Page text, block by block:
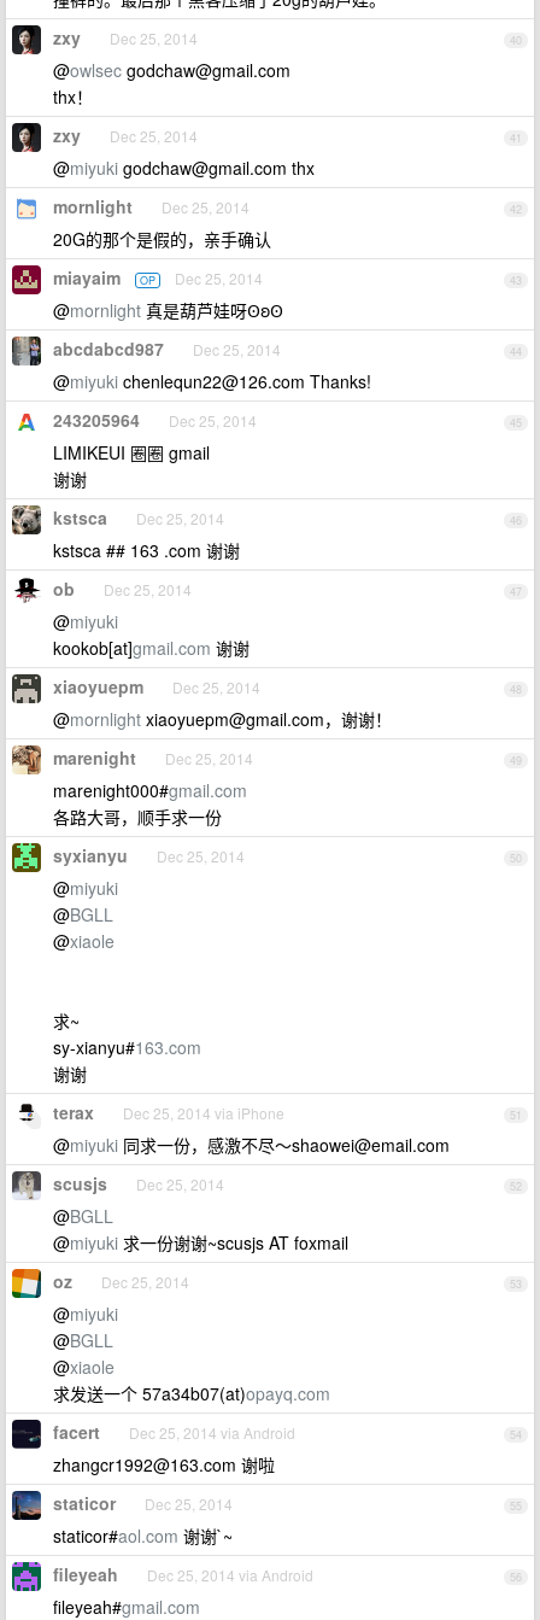
40
zxy Dec 25, 2014
@owlsec godchaw@gmail.com
thx！
41
zxy Dec 25, 2014
@miyuki godchaw@gmail.com thx
42
mornlight Dec 25, 2014
20G的那个是假的，亲手确认
43
miayaim OP Dec 25, 2014
@mornlight 真是葫芦娃呀ʘʚʘ
44
abcdabcd987 Dec 25, 2014
@miyuki chenlequn22@126.com Thanks!
45
243205964 Dec 25, 2014
LIMIKEUI 圈圈 gmail
谢谢
46
kstsca Dec 25, 2014
kstsca ## 163 .com 谢谢
47
ob Dec 25, 2014
@miyuki
kookob[at]gmail.com 谢谢
48
xiaoyuepm Dec 25, 2014
@mornlight xiaoyuepm@gmail.com，谢谢！
49
marenight Dec 25, 2014
marenight000#gmail.com
各路大哥，顺手求一份
50
syxianyu Dec 25, 2014
@miyuki
@BGLL
@xiaole
求~
sy-xianyu#163.com
谢谢
51
terax Dec 25, 2014 via iPhone
@miyuki 同求一份，感激不尽～shaowei@email.com
52
scusjs Dec 25, 2014
@BGLL
@miyuki 求一份谢谢~scusjs AT foxmail
53
oz Dec 25, 2014
@miyuki
@BGLL
@xiaole
求发送一个 57a34b07(at)opayq.com
54
facert Dec 25, 2014 via Android
zhangcr1992@163.com 谢啦
55
staticor Dec 25, 2014
staticor#aol.com 谢谢`~
56
fileyeah Dec 25, 2014 via Android
fileyeah#gmail.com